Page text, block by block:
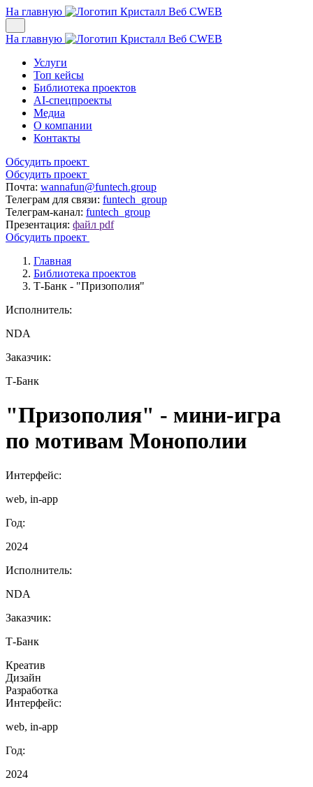
На главную
На главную
Услуги
Топ кейсы
Библиотека проектов
AI-спецпроекты
Медиа
О компании
Контакты
Обсудить проект
Обсудить проект
Почта: wannafun@funtech.group
Телеграм для связи: funtech_group
Телеграм-канал: funtech_group
Презентация: файл pdf
Обсудить проект
Главная
Библиотека проектов
Т-Банк - "Призополия"
Исполнитель:
NDA
Заказчик:
Т‑Банк
"Призополия" - мини-игра
по мотивам Монополии
Интерфейс:
web, in-app
Год:
2024
Исполнитель:
NDA
Заказчик:
Т‑Банк
Креатив
Дизайн
Разработка
Интерфейс:
web, in-app
Год:
2024